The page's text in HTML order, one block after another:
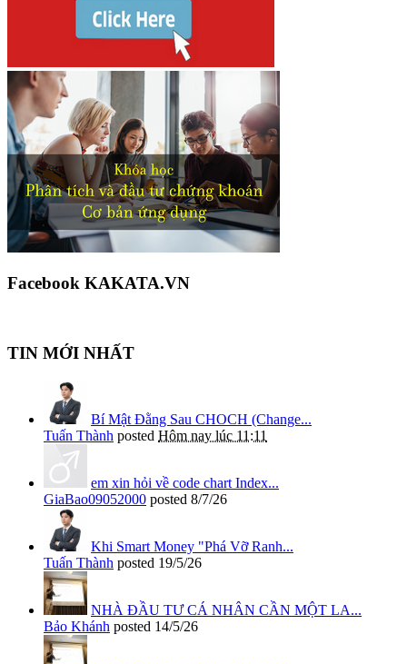
Facebook KAKATA.VN
TIN MỚI NHẤT
Bí Mật Đằng Sau CHOCH (Change...
Tuấn Thành posted Hôm nay lúc 11:11
em xin hỏi về code chart Index...
GiaBao09052000 posted 8/7/26
Khi Smart Money "Phá Vỡ Ranh...
Tuấn Thành posted 19/5/26
NHÀ ĐẦU TƯ CÁ NHÂN CẦN MỘT LA...
Bảo Khánh posted 14/5/26